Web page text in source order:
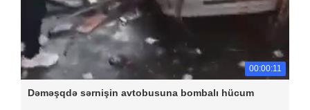
00:00:11
Dəməşqdə sərnişin avtobusuna bombalı hücum